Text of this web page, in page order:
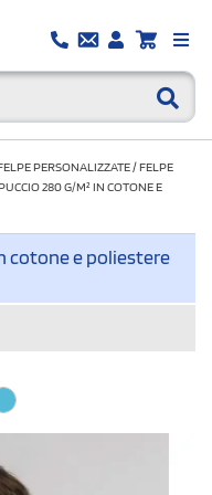
PERSONALIZZATE/FELPE
280 G/M² IN COTONE E
cotone e poliestere